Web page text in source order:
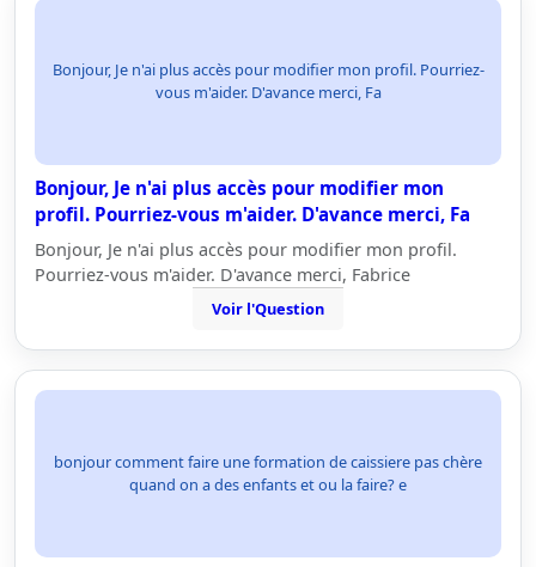
Bonjour, Je n'ai plus accès pour modifier mon profil. Pourriez-
vous m'aider. D'avance merci, Fa
Bonjour, Je n'ai plus accès pour modifier mon
profil. Pourriez-vous m'aider. D'avance merci, Fa
Bonjour, Je n'ai plus accès pour modifier mon profil.
Pourriez-vous m'aider. D'avance merci, Fabrice
Voir l'Question
bonjour comment faire une formation de caissiere pas chère
quand on a des enfants et ou la faire? e